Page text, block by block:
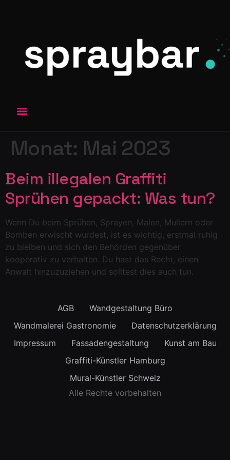
Monat: Mai 2023
Beim illegalen Graffiti
Sprühen gepackt: Was tun?
Wenn Du beim Sprühen, Sprayen, Malen, Mullern oder
Bomben erwischt wurdest, ist es wichtig, erstmal ruhig
zu bleiben und sich den Behörden gegenüber
kooperativ zu verhalten. Du hast das Recht, einen
Anwalt hinzuzuziehen und solltest dies auch tun.
AGB
Wandgestaltung Büro
Wandmalerei Gastronomie
Datenschutzerklärung
Impressum
Fassadengestaltung
Kunst am Bau
Graffiti-Künstler Hamburg
Mural-Künstler Schweiz
Alle Rechte vorbehalten